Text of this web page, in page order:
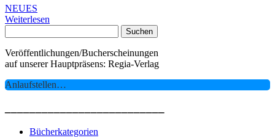
NEUES
Weiterlesen
nach:
Veröffentlichungen/Bucherscheinungen
auf unserer Hauptpräsens: Regia-Verlag
Anlaufstellen…
Bücherkategorien